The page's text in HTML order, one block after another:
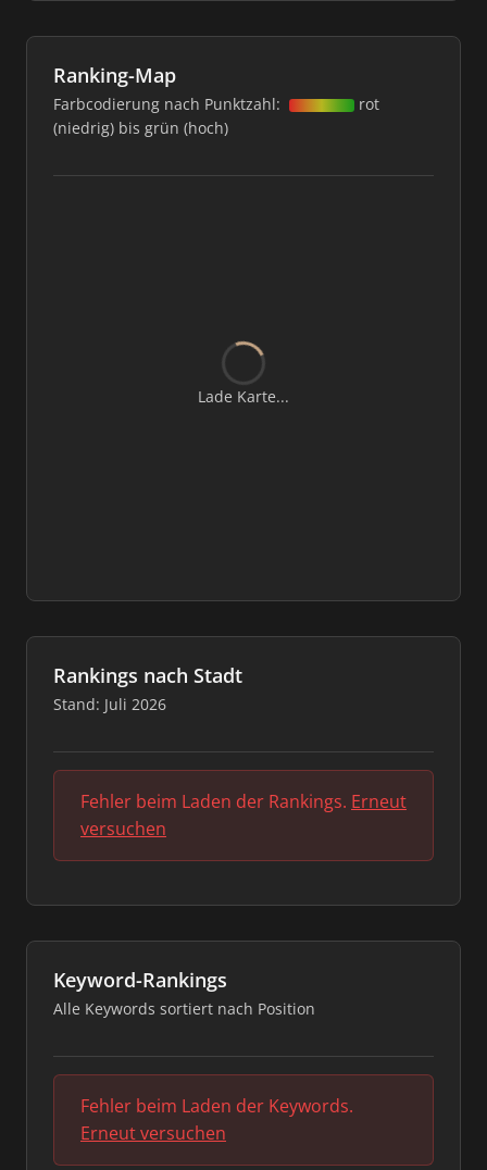
Ranking-Map
Farbcodierung nach Punktzahl:
rot
(niedrig) bis grün (hoch)
Lade Karte...
Rankings nach Stadt
Stand: Juli 2026
Fehler beim Laden der Rankings. Erneut
versuchen
Keyword-Rankings
Alle Keywords sortiert nach Position
Fehler beim Laden der Keywords.
Erneut versuchen